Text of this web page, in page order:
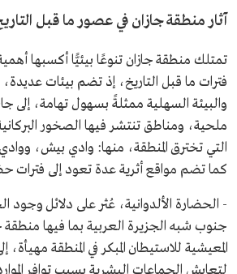
آثار منطقة جازان في عصور ما قبل
تمتلك منطقة جازان تنوعًا بيئيًّا أكسبها
فترات ما قبل التاريخ، إذ تضم بيئات عديدة،
والبيئة السهلية ممثلةً بسهول تهامة، إلى
ملحية، ومناطق تنتشر فيها الصخور
التي تخترق المنطقة، منها: وادي بيش،
كما تضم مواقع أثرية عدة تعود إلى فترات
- الحضارة الألدوانية، عُثر على دلائل وجود
جنوب شبه الجزيرة العربية بما فيها منطقة
المعيشية للاستيطان المبكر في المنطقة مهيأة،
لتعايش الجماعات البشرية بسبب توافر